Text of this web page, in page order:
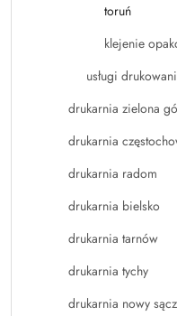
toruń
klejenie
usługi
drukarnia zielona
drukarnia
drukarnia radom
drukarnia bielsko
drukarnia tarnów
drukarnia tychy
drukarnia nowy sącz